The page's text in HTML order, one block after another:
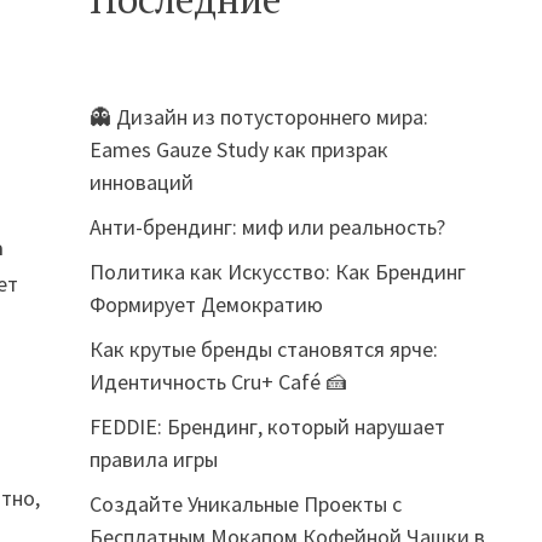
👻 Дизайн из потустороннего мира:
Eames Gauze Study как призрак
инноваций
Анти-брендинг: миф или реальность?
Политика как Искусство: Как Брендинг
Формирует Демократию
Как крутые бренды становятся ярче:
Идентичность Cru+ Café 🍰
FEDDIE: Брендинг, который нарушает
правила игры
Создайте Уникальные Проекты с